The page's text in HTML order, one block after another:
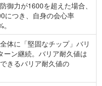
御力が1600を超えた場合、
につき、自身の会心率
体に「堅固なチップ」バリ
ーン継続。バリア耐久値は
きるバリア耐久値の